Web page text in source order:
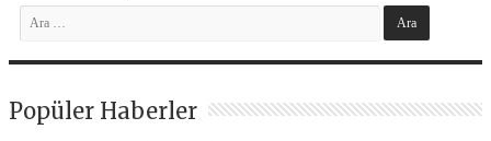
Popüler Haberler